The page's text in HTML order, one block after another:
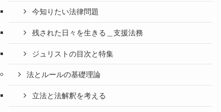
今知りたい法律問題
残された日々を生きる＿支援法務
ジュリストの目次と特集
法とルールの基礎理論
立法と法解釈を考える